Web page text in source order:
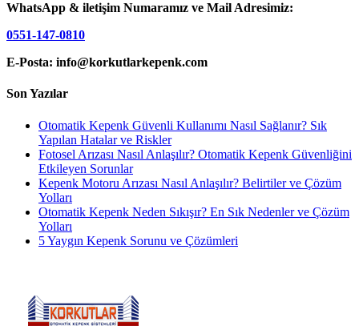
WhatsApp & iletişim Numaramız ve Mail Adresimiz:
0551-147-0810
E-Posta: info@korkutlarkepenk.com
Son Yazılar
Otomatik Kepenk Güvenli Kullanımı Nasıl Sağlanır? Sık
Yapılan Hatalar ve Riskler
Fotosel Arızası Nasıl Anlaşılır? Otomatik Kepenk Güvenliğini
Etkileyen Sorunlar
Kepenk Motoru Arızası Nasıl Anlaşılır? Belirtiler ve Çözüm
Yolları
Otomatik Kepenk Neden Sıkışır? En Sık Nedenler ve Çözüm
Yolları
5 Yaygın Kepenk Sorunu ve Çözümleri